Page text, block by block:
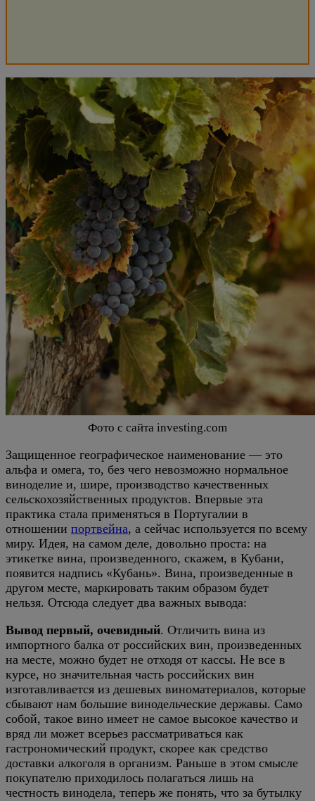
Фото с сайта investing.com
Защищенное географическое наименование — это
альфа и омега, то, без чего невозможно нормальное
виноделие и, шире, производство качественных
сельскохозяйственных продуктов. Впервые эта
практика стала применяться в Португалии в
отношении портвейна, а сейчас используется по всему
миру. Идея, на самом деле, довольно проста: на
этикетке вина, произведенного, скажем, в Кубани,
появится надпись «Кубань». Вина, произведенные в
другом месте, маркировать таким образом будет
нельзя. Отсюда следует два важных вывода:
Вывод первый, очевидный. Отличить вина из
импортного балка от российских вин, произведенных
на месте, можно будет не отходя от кассы. Не все в
курсе, но значительная часть российских вин
изготавливается из дешевых виноматериалов, которые
сбывают нам большие винодельческие державы. Само
собой, такое вино имеет не самое высокое качество и
вряд ли может всерьез рассматриваться как
гастрономический продукт, скорее как средство
доставки алкоголя в организм. Раньше в этом смысле
покупателю приходилось полагаться лишь на
честность винодела, теперь же понять, что за бутылку